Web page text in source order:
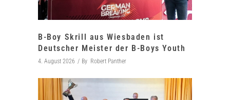
B-Boy Skrill aus Wiesbaden ist
Deutscher Meister der B-Boys Youth
4. August 2026 By Robert Panther